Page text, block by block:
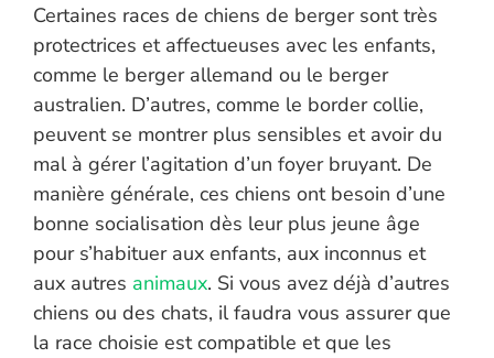
Certaines races de chiens de berger sont très
protectrices et affectueuses avec les enfants,
comme le berger allemand ou le berger
australien. D’autres, comme le border collie,
peuvent se montrer plus sensibles et avoir du
mal à gérer l’agitation d’un foyer bruyant. De
manière générale, ces chiens ont besoin d’une
bonne socialisation dès leur plus jeune âge
pour s’habituer aux enfants, aux inconnus et
aux autres animaux. Si vous avez déjà d’autres
chiens ou des chats, il faudra vous assurer que
la race choisie est compatible et que les